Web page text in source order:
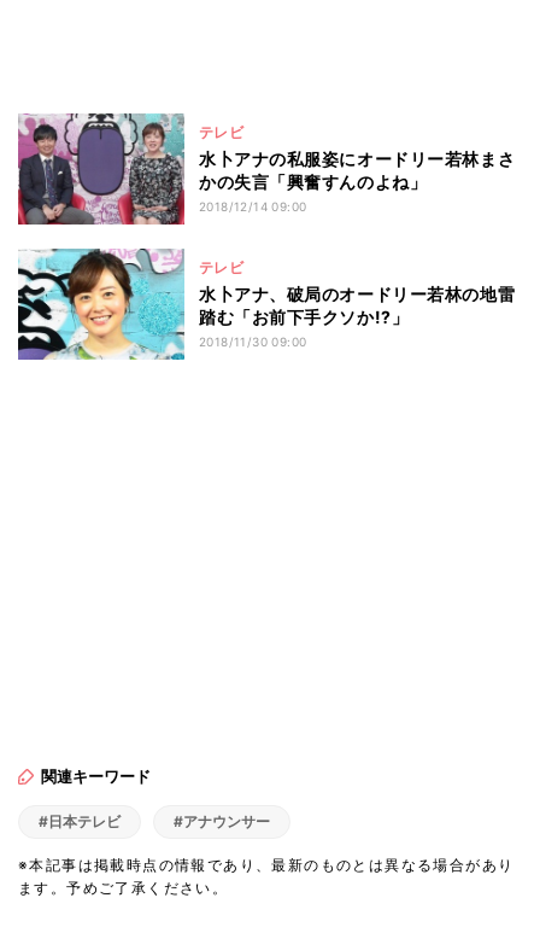
テレビ
水卜アナの私服姿にオードリー若林まさ
かの失言「興奮すんのよね」
2018/12/14 09:00
テレビ
水卜アナ、破局のオードリー若林の地雷
踏む「お前下手クソか!?」
2018/11/30 09:00
関連キーワード
#日本テレビ #アナウンサー
※本記事は掲載時点の情報であり、最新のものとは異なる場合があり
ます。予めご了承ください。